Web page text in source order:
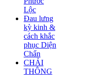
Lộc
Đau lưng
kỳ kinh &
cách khắc
phục Diện
Chẩn
CHẢI
THÔNG